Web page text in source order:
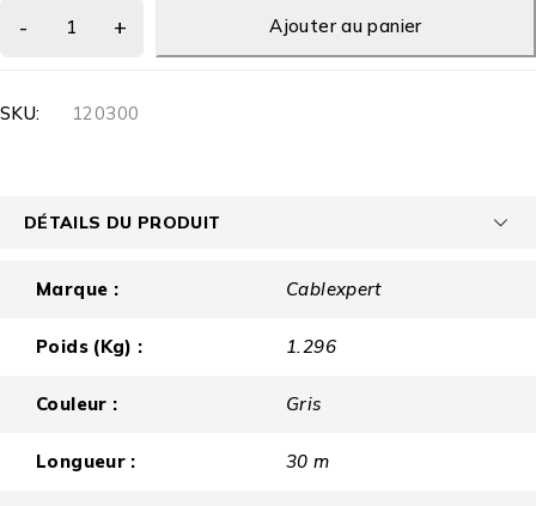
Ajouter au panier
SKU: 120300
DÉTAILS DU PRODUIT
Marque : Cablexpert
Poids (Kg) : 1.296
Couleur : Gris
Longueur : 30 m